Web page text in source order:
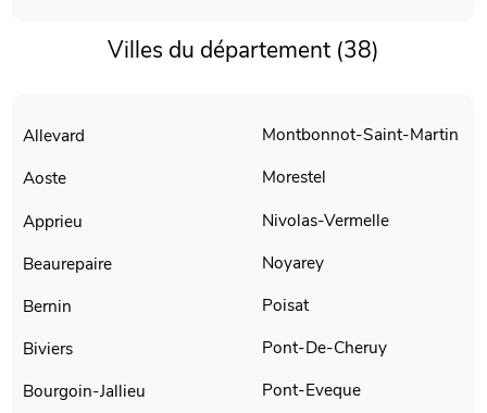
Villes du département (38)
Allevard
Aoste
Apprieu
Beaurepaire
Bernin
Biviers
Bourgoin-Jallieu
Montbonnot-Saint-Martin
Morestel
Nivolas-Vermelle
Noyarey
Poisat
Pont-De-Cheruy
Pont-Eveque